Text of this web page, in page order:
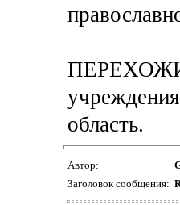
ПЕРЕХОЖИХ
область.
Автор:
Заголовок сообщения: